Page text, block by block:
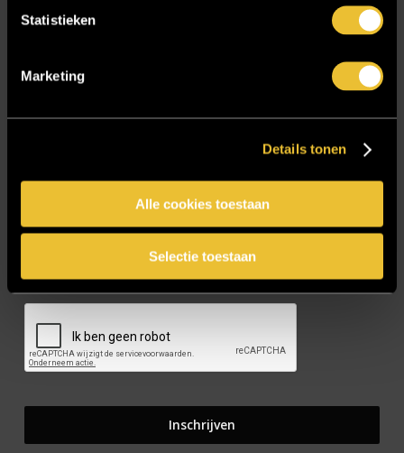
Statistieken
Marketing
Details tonen
Alle cookies toestaan
Selectie toestaan
Vacatures
CAPTCHA